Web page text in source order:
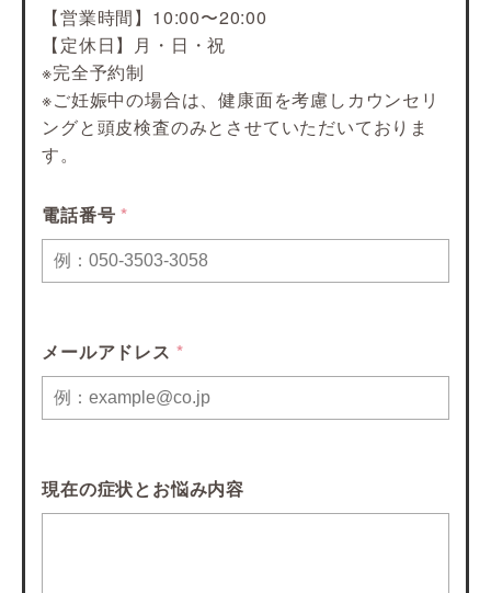
【営業時間】10:00〜20:00
【定休日】月・日・祝
※完全予約制
※ご妊娠中の場合は、健康面を考慮しカウンセリ
ングと頭皮検査のみとさせていただいておりま
す。
電話番号 *
メールアドレス *
現在の症状とお悩み内容